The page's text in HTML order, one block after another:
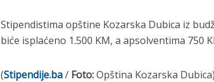
Stipendistima opštine Kozarska Dubica iz
biće isplaćeno 1.500 KM, a apsolventima 750
(Stipendije.ba/ Foto:Opština Kozarska Dubica)